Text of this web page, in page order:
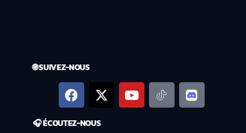
🌐 SUIVEZ-NOUS
🎧 ÉCOUTEZ-NOUS